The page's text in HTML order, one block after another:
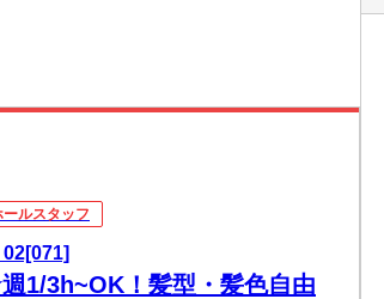
ールスタッフ
1/3h~OK！髪型・髪色自由